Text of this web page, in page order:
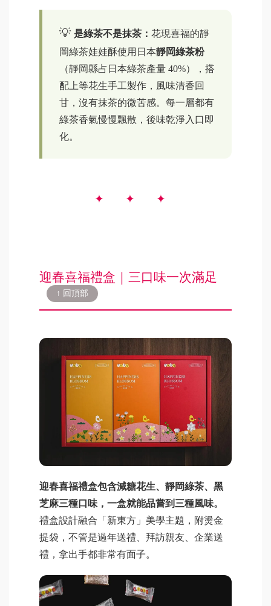
是綠茶不是抹茶： 花現喜福的靜
岡綠茶娃娃酥使用日本靜岡綠茶粉
（靜岡縣占日本綠茶產量 40%），搭
配上等花生手工製作，風味清香回
甘，沒有抹茶的微苦感。每一層都有
綠茶香氣慢慢飄散，後味乾淨入口即
化。
迎春喜福禮盒｜三口味一次滿足
↑ 回頂部
迎春喜福禮盒包含減糖花生、靜岡綠茶、黑
芝麻三種口味，一盒就能品嘗到三種風味。
禮盒設計融合「新東方」美學主題，附燙金
提袋，不管是過年送禮、拜訪親友、企業送
禮，拿出手都非常有面子。